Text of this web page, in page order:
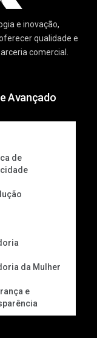
e inovação,
qualidade e
comercial.
Avançado
de
da Mulher
e